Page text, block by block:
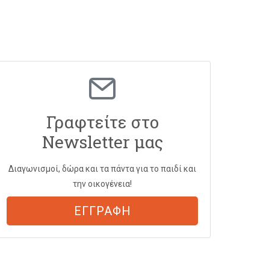
Γραφτείτε στο
Newsletter μας
Διαγωνισμοί, δώρα και τα πάντα για το παιδί και
την οικογένεια!
ΕΓΓΡΑΦΗ